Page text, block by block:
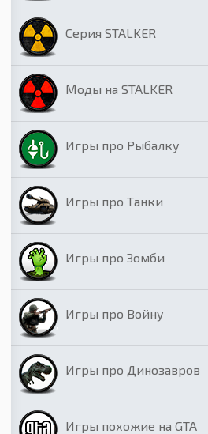
Серия STALKER
Моды на STALKER
Игры про Рыбалку
Игры про Танки
Игры про Зомби
Игры про Войну
Игры про Динозавров
Игры похожие на GTA